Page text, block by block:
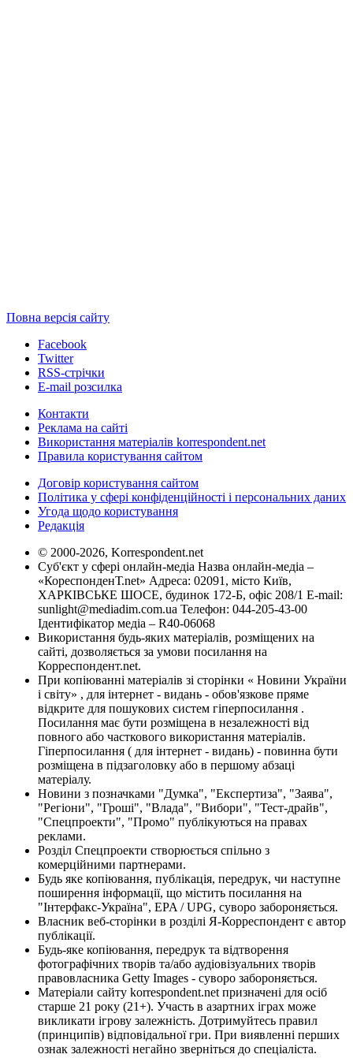
Повна версія сайту
Facebook
Twitter
RSS-стрічки
E-mail розсилка
Контакти
Реклама на сайті
Використання матеріалів korrespondent.net
Правила користування сайтом
Договір користування сайтом
Політика у сфері конфіденційності і персональних даних
Угода щодо користування
Редакція
© 2000-2026, Korrespondent.net
Суб'єкт у сфері онлайн-медіа Назва онлайн-медіа –
«КореспонденТ.net» Адреса: 02091, місто Київ,
ХАРКІВСЬКЕ ШОСЕ, будинок 172-Б, офіс 208/1 E-mail:
sunlight@mediadim.com.ua Телефон: 044-205-43-00
Ідентифікатор медіа – R40-06068
Використання будь-яких матеріалів, розміщених на
сайті, дозволяється за умови посилання на
Корреспондент.net.
При копіюванні матеріалів зі сторінки « Новини України
і світу» , для інтернет - видань - обов'язкове пряме
відкрите для пошукових систем гіперпосилання .
Посилання має бути розміщена в незалежності від
повного або часткового використання матеріалів.
Гіперпосилання ( для інтернет - видань) - повинна бути
розміщена в підзаголовку або в першому абзаці
матеріалу.
Новини з позначками "Думка", "Експертиза", "Заява",
"Регіони", "Гроші", "Влада", "Вибори", "Тест-драйв",
"Спецпроекти", "Промо" публікуються на правах
реклами.
Розділ Спецпроекти створюється спільно з
комерційними партнерами.
Будь яке копіювання, публікація, передрук, чи наступне
поширення інформації, що містить посилання на
"Інтерфакс-Україна", EPA / UPG, суворо забороняється.
Власник веб-сторінки в розділі Я-Корреспондент є автор
публікації.
Будь-яке копіювання, передрук та відтворення
фотографічних творів та/або аудіовізуальних творів
правовласника Getty Images - суворо забороняється.
Матеріали сайту korrespondent.net призначені для осіб
старше 21 року (21+). Участь в азартних іграх може
викликати ігрову залежність. Дотримуйтесь правил
(принципів) відповідальної гри. При виявленні перших
ознак залежності негайно зверніться до спеціаліста.